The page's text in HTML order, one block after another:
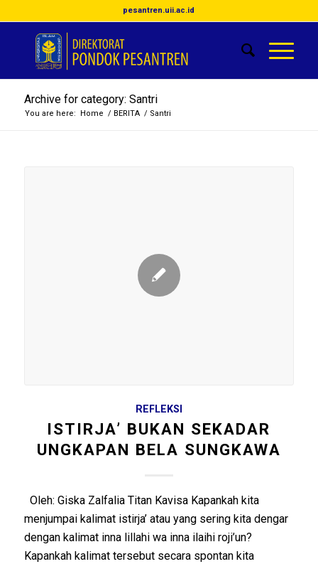
pesantren.uii.ac.id
Archive for category: Santri
You are here: Home / BERITA / Santri
REFLEKSI
ISTIRJA’ BUKAN SEKADAR
UNGKAPAN BELA SUNGKAWA
Oleh: Giska Zalfalia Titan Kavisa Kapankah kita
menjumpai kalimat istirja’ atau yang sering kita dengar
dengan kalimat inna lillahi wa inna ilaihi roji’un?
Kapankah kalimat tersebut secara spontan kita